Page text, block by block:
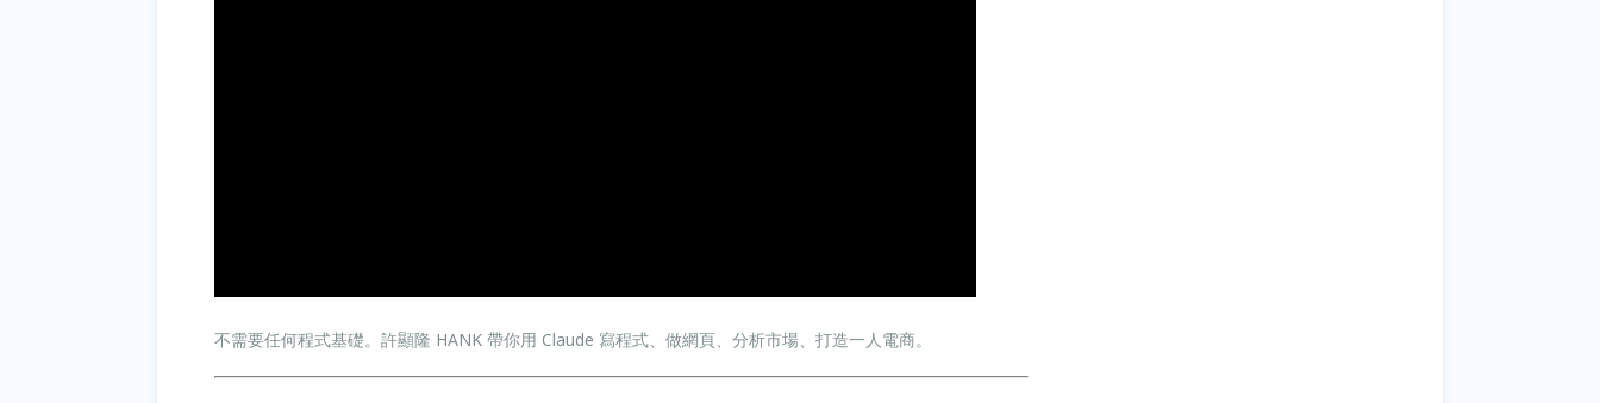
不需要任何程式基礎。許顯隆 HANK 帶你用 Claude 寫程式、做網頁、分析市場、打造一人電商。